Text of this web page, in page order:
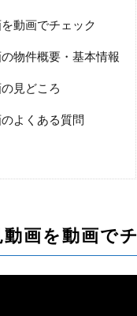
動画でチェック
物件概要・基本情報
見どころ
よくある質問
画を動画で